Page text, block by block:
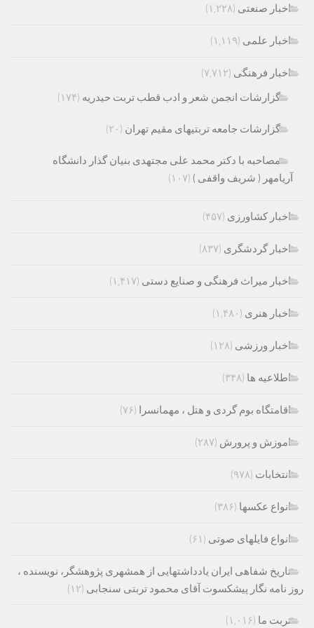
اخبار صنعتی (۱,۲۲۸)
اخبار علمی (۱,۱۱۹)
اخبار فرهنگی (۷,۷۱۲)
گزارشات انجمن شعر و ادب قطب تربت حیدریه (۱۷۴)
گزارشات جامعه تربتیهای مقیم تهران (۲۰)
مصاحبه با دکتر محمد علی مجتهدی بنیان گذار دانشگاه
آریامهر ( شریف واقفی ) (۱۰۷)
اخبار کشاورزی (۴۵۷)
اخبار گردشگری (۸۳۷)
اخبار میراث فرهنگی و صنایع دستی (۱,۴۱۷)
اخبار هنری (۱,۴۸۰)
اخبار ورزشی (۱۲۸)
اطلاعیه ها (۳۴۸)
اقامتگاه بوم گردی و هتل ، مهمانسرا (۷۶)
اموزش و پرورش (۲۸۷)
انتخابات (۹۷۸)
انواع عکسها (۳۸۶)
انواع فایلهای صوتی (۶۱)
تاریخ شفاهی ایران یادداشتهایی از همشهری پژوهشگر، نویسنده ،
روز نامه نگار پیشکسوت آقای محمود تربتی سنجابی (۱۲)
تربت ما (۱,۰۱۶)